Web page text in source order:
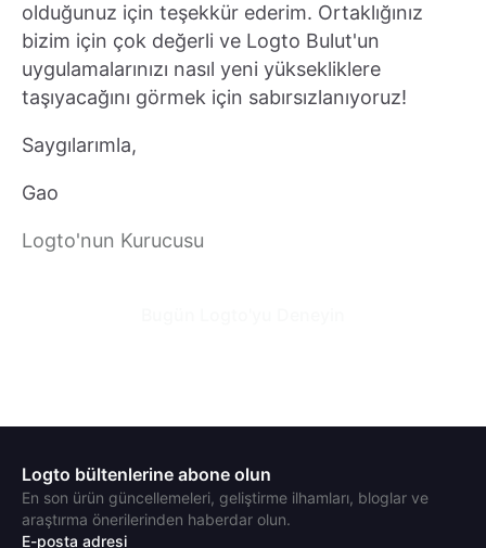
olduğunuz için teşekkür ederim. Ortaklığınız
bizim için çok değerli ve Logto Bulut'un
uygulamalarınızı nasıl yeni yüksekliklere
taşıyacağını görmek için sabırsızlanıyoruz!
Saygılarımla,
Gao
Logto'nun Kurucusu
Logto bültenlerine abone olun
En son ürün güncellemeleri, geliştirme ilhamları, bloglar ve
araştırma önerilerinden haberdar olun.
E-posta adresi